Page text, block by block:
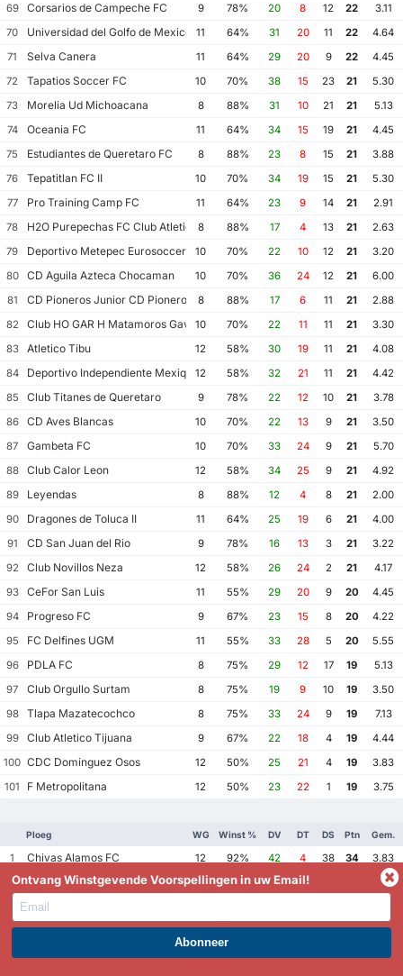
69
Corsarios de Campeche FC 9 78% 20 8 12 22
3.11
70
Universidad del Golfo de Mexico FC
11 64% 31 20 11 22
4.64
71
Selva Canera 11 64% 29 20 9 22
4.45
72
Tapatios Soccer FC 10 70% 38 15 23 21
5.30
73
Morelia Ud Michoacana 8 88% 31 10 21 21
5.13
74
Oceania FC 11 64% 34 15 19 21
4.45
75
Estudiantes de Queretaro FC 8 88% 23 8 15 21
3.88
76
Tepatitlan FC II 10 70% 34 19 15 21
5.30
77
Pro Training Camp FC 11 64% 23 9 14 21
2.91
78
H2O Purepechas FC Club Atletico Morelia II
8 88% 17 4 13 21
2.63
79
Deportivo Metepec Eurosoccer FC
10 70% 22 10 12 21
3.20
80
CD Aguila Azteca Chocaman 10 70% 36 24 12 21
6.00
81
CD Pioneros Junior CD Pioneros de Cancun II
8 88% 17 6 11 21
2.88
82
Club HO GAR H Matamoros Gavilanes FC Matamoros II
10 70% 22 11 11 21
3.30
83
Atletico Tibu 12 58% 30 19 11 21
4.08
84
Deportivo Independiente Mexiquense
12 58% 32 21 11 21
4.42
85
Club Titanes de Queretaro 9 78% 22 12 10 21
3.78
86
CD Aves Blancas 10 70% 22 13 9 21
3.50
87
Gambeta FC 10 70% 33 24 9 21
5.70
88
Club Calor Leon 12 58% 34 25 9 21
4.92
89
Leyendas 8 88% 12 4 8 21
2.00
90
Dragones de Toluca II 11 64% 25 19 6 21
4.00
91
CD San Juan del Rio 9 78% 16 13 3 21
3.22
92
Club Novillos Neza 12 58% 26 24 2 21
4.17
93
CeFor San Luis 11 55% 29 20 9 20
4.45
94
Progreso FC 9 67% 23 15 8 20
4.22
95
FC Delfines UGM 11 55% 33 28 5 20
5.55
96
PDLA FC 8 75% 29 12 17 19
5.13
97
Club Orgullo Surtam 8 75% 19 9 10 19
3.50
98
Tlapa Mazatecochco 8 75% 33 24 9 19
7.13
99
Club Atletico Tijuana 9 67% 22 18 4 19
4.44
100 CDC Dominguez Osos 12 50% 25 21 4 19
3.83
101
F Metropolitana 12 50% 23 22 1 19 3.75
Ploeg WG Winst % DV DT DS Ptn Gem.
1 Chivas Alamos FC 12 92% 42 4 38 34
3.83
2
Club Deportivo Yautepec 12 92% 49 19
5.67
Club Lechuzas UPGCH
4
Halcones Negros FC 12 83% 66 10 56 31
6.33
5
5.75
WORD PREMIUM EN PROFITEER NU!
Ontvang Winstgevende Voorspellingen in uw Email!